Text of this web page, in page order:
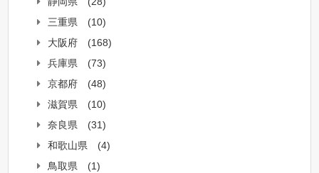
三重県
(10)
大阪府
(168)
兵庫県
(73)
京都府
(48)
滋賀県
(10)
奈良県
(31)
和歌山県
(4)
鳥取県
(1)